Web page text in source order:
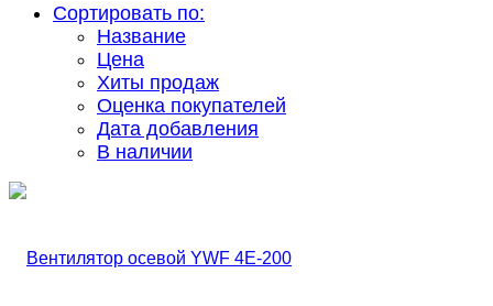
Сортировать по:
Название
Цена
Хиты продаж
Оценка покупателей
Дата добавления
В наличии